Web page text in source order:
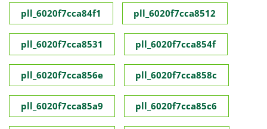
pll_6020f7cca84f1 pll_6020f7cca8512
pll_6020f7cca8531 pll_6020f7cca854f
pll_6020f7cca856e pll_6020f7cca858c
pll_6020f7cca85a9 pll_6020f7cca85c6